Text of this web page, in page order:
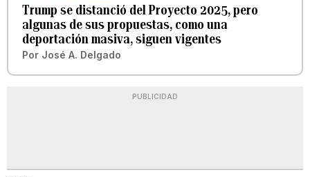
Trump se distanció del Proyecto 2025, pero
algunas de sus propuestas, como una
deportación masiva, siguen vigentes
Por José A. Delgado
PUBLICIDAD